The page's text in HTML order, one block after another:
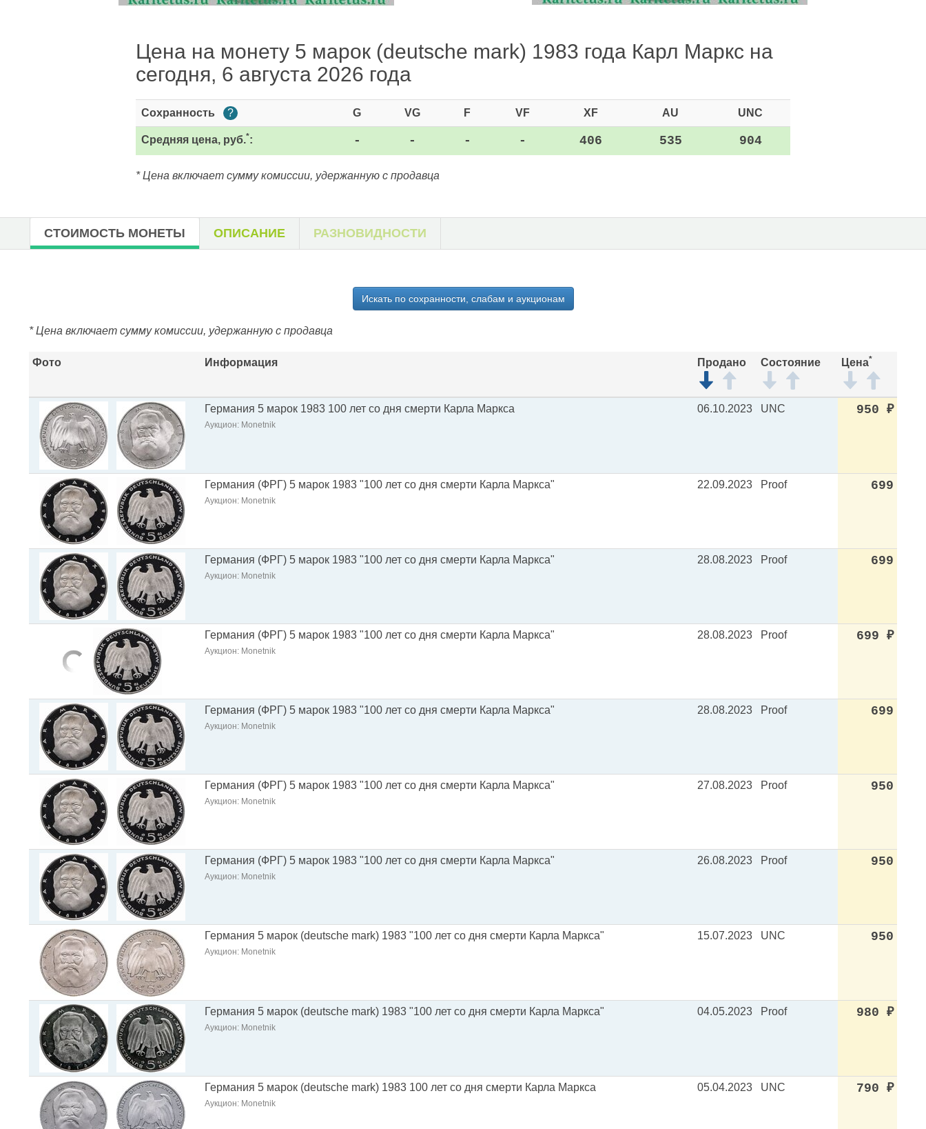
Цена на монету 5 марок (deutsche mark) 1983 года Карл Маркс на
сегодня, 6 августа 2026 года
Сохранность ? G VG F VF XF AU UNC
Средняя цена, руб.*: - - - - 406 535 904
* Цена включает сумму комиссии, удержанную с продавца
СТОИМОСТЬ МОНЕТЫ ОПИСАНИЕ РАЗНОВИДНОСТИ
Искать по сохранности, слабам и аукционам
* Цена включает сумму комиссии, удержанную с продавца
Фото Информация Продано Состояние Цена*
Германия 5 марок 1983 100 лет со дня смерти Карла Маркса
Аукцион: Monetnik
06.10.2023 UNC 950 ₽
Германия (ФРГ) 5 марок 1983 "100 лет со дня смерти Карла Маркса"
Аукцион: Monetnik
22.09.2023 Proof 699
Германия (ФРГ) 5 марок 1983 "100 лет со дня смерти Карла Маркса"
Аукцион: Monetnik
28.08.2023 Proof 699
Германия (ФРГ) 5 марок 1983 "100 лет со дня смерти Карла Маркса"
Аукцион: Monetnik
28.08.2023 Proof 699 ₽
Германия (ФРГ) 5 марок 1983 "100 лет со дня смерти Карла Маркса"
Аукцион: Monetnik
28.08.2023 Proof 699
Германия (ФРГ) 5 марок 1983 "100 лет со дня смерти Карла Маркса"
Аукцион: Monetnik
27.08.2023 Proof 950
Германия (ФРГ) 5 марок 1983 "100 лет со дня смерти Карла Маркса"
Аукцион: Monetnik
26.08.2023 Proof 950
Германия 5 марок (deutsche mark) 1983 "100 лет со дня смерти Карла Маркса"
Аукцион: Monetnik
15.07.2023 UNC 950
Германия 5 марок (deutsche mark) 1983 "100 лет со дня смерти Карла Маркса"
Аукцион: Monetnik
04.05.2023 Proof 980 ₽
Германия 5 марок (deutsche mark) 1983 100 лет со дня смерти Карла Маркса
Аукцион: Monetnik
05.04.2023 UNC 790 ₽